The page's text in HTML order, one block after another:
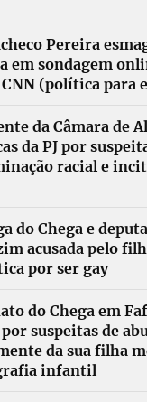
Pereira
em sondagem
CNN (política para
da Câmara de
da PJ por
racial e
do Chega e
acusada pelo
por ser gay
do Chega em
por suspeitas de
da sua filha
infantil